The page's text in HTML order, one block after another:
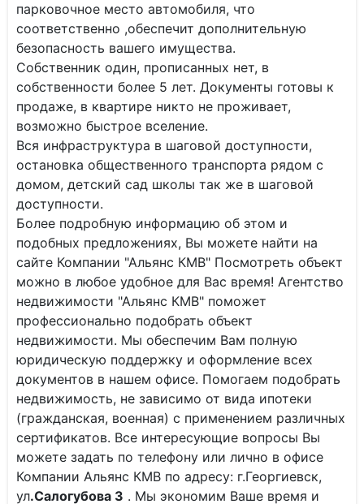
парковочное место автомобиля, что
соответственно ,обеспечит дополнительную
безопасность вашего имущества.
Собственник один, прописанных нет, в
собственности более 5 лет. Документы готовы к
продаже, в квартире никто не проживает,
возможно быстрое вселение.
Вся инфраструктура в шаговой доступности,
остановка общественного транспорта рядом с
домом, детский сад школы так же в шаговой
доступности.
Более подробную информацию об этом и
подобных предложениях, Вы можете найти на
сайте Компании "Альянс КМВ" Посмотреть объект
можно в любое удобное для Вас время! Агентство
недвижимости "Альянс КМВ" поможет
профессионально подобрать объект
недвижимости. Мы обеспечим Вам полную
юридическую поддержку и оформление всех
документов в нашем офисе. Помогаем подобрать
недвижимость, не зависимо от вида ипотеки
(гражданская, военная) с применением различных
сертификатов. Все интересующие вопросы Вы
можете задать по телефону или лично в офисе
Компании Альянс КМВ по адресу: г.Георгиевск,
ул.Салогубова 3 . Мы экономим Ваше время и